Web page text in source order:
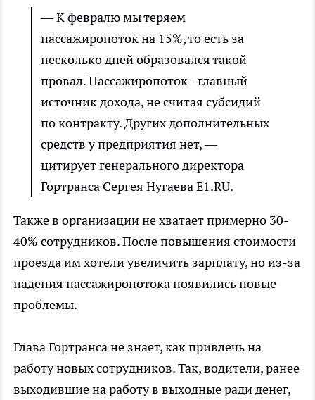
— К февралю мы теряем
пассажиропоток на 15%, то есть за
несколько дней образовался такой
провал. Пассажиропоток - главный
источник дохода, не считая субсидий
по контракту. Других дополнительных
средств у предприятия нет, —
цитирует генерального директора
Гортранса Сергея Нугаева Е1.RU.
Также в организации не хватает примерно 30-
40% сотрудников. После повышения стоимости
проезда им хотели увеличить зарплату, но из-за
падения пассажиропотока появились новые
проблемы.
Глава Гортранса не знает, как привлечь на
работу новых сотрудников. Так, водители, ранее
выходившие на работу в выходные ради денег,